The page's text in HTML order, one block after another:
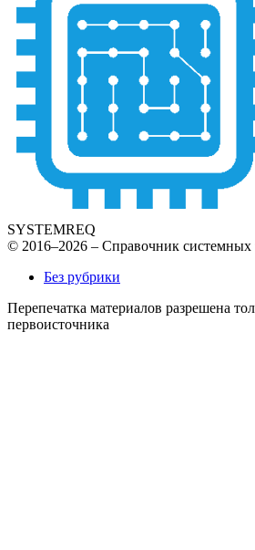
SYSTEMREQ
© 2016–2026 – Справочник системных
Без рубрики
Перепечатка материалов разрешена
первоисточника